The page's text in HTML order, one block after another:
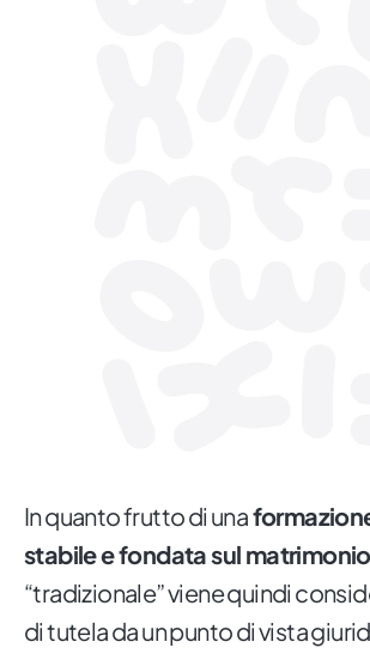
In quanto frutto di una
stabile e fondata sul matrimonio
“tradizionale” viene quindi
di tutela da un punto di vista